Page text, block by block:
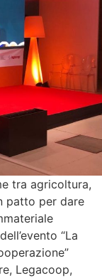
tra agricoltura,
patto per dare
“La
Legacoop,